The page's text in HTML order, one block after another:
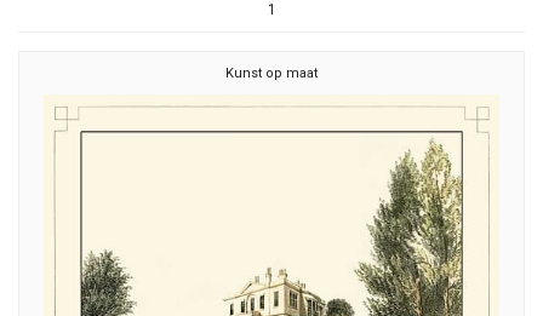
1
Kunst op maat